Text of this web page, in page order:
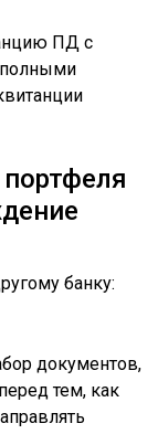
ПД с
документов,
тем, как